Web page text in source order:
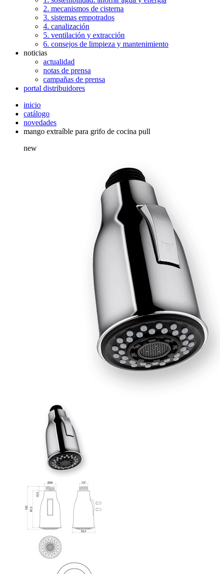
2. mecanismos de cisterna
3. sistemas empotrados
4. canalización
5. ventilación y extracción
6. consejos de limpieza y mantenimiento
noticias
actualidad
notas de prensa
campañas de prensa
portal distribuidores
inicio
catálogo
novedades
mango extraíble para grifo de cocina pull
new